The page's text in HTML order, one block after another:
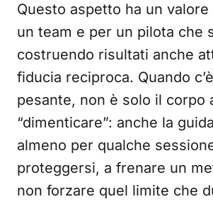
Questo aspetto ha un
un team e per un pilota che
costruendo risultati anche
fiducia reciproca. Quando
pesante, non è solo il corpo
“dimenticare”: anche la
almeno per qualche
proteggersi, a frenare un
non forzare quel limite che